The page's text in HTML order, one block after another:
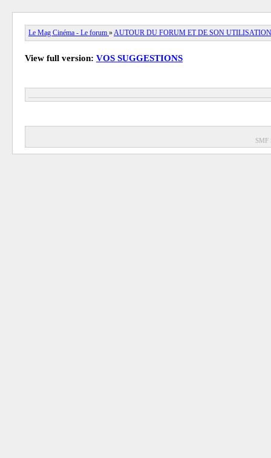
Le Mag Cinéma - Le forum »AUTOUR DU FORUM ET DE SON UTILISATION
View full version: VOS SUGGESTIONS
SMF